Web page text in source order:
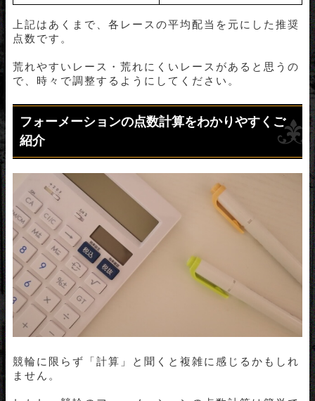
上記はあくまで、各レースの平均配当を元にした推奨
点数です。
荒れやすいレース・荒れにくいレースがあると思うの
で、時々で調整するようにしてください。
フォーメーションの点数計算をわかりやすくご
紹介
競輪に限らず「計算」と聞くと複雑に感じるかもしれ
ません。